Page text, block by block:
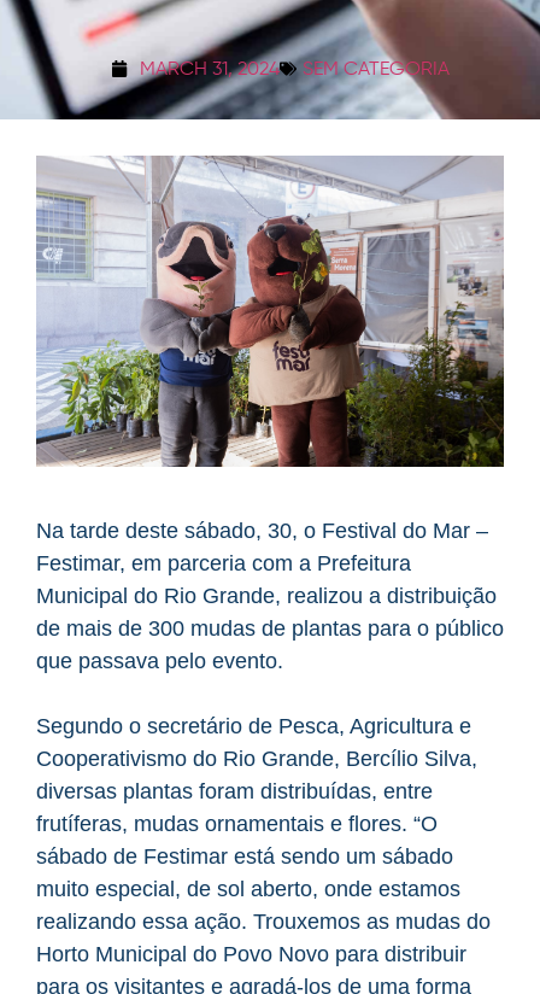
MARCH 31, 2024 SEM CATEGORIA
Na tarde deste sábado, 30, o Festival do Mar –
Festimar, em parceria com a Prefeitura
Municipal do Rio Grande, realizou a distribuição
de mais de 300 mudas de plantas para o público
que passava pelo evento.
Segundo o secretário de Pesca, Agricultura e
Cooperativismo do Rio Grande, Bercílio Silva,
diversas plantas foram distribuídas, entre
frutíferas, mudas ornamentais e flores. “O
sábado de Festimar está sendo um sábado
muito especial, de sol aberto, onde estamos
realizando essa ação. Trouxemos as mudas do
Horto Municipal do Povo Novo para distribuir
para os visitantes e agradá-los de uma forma